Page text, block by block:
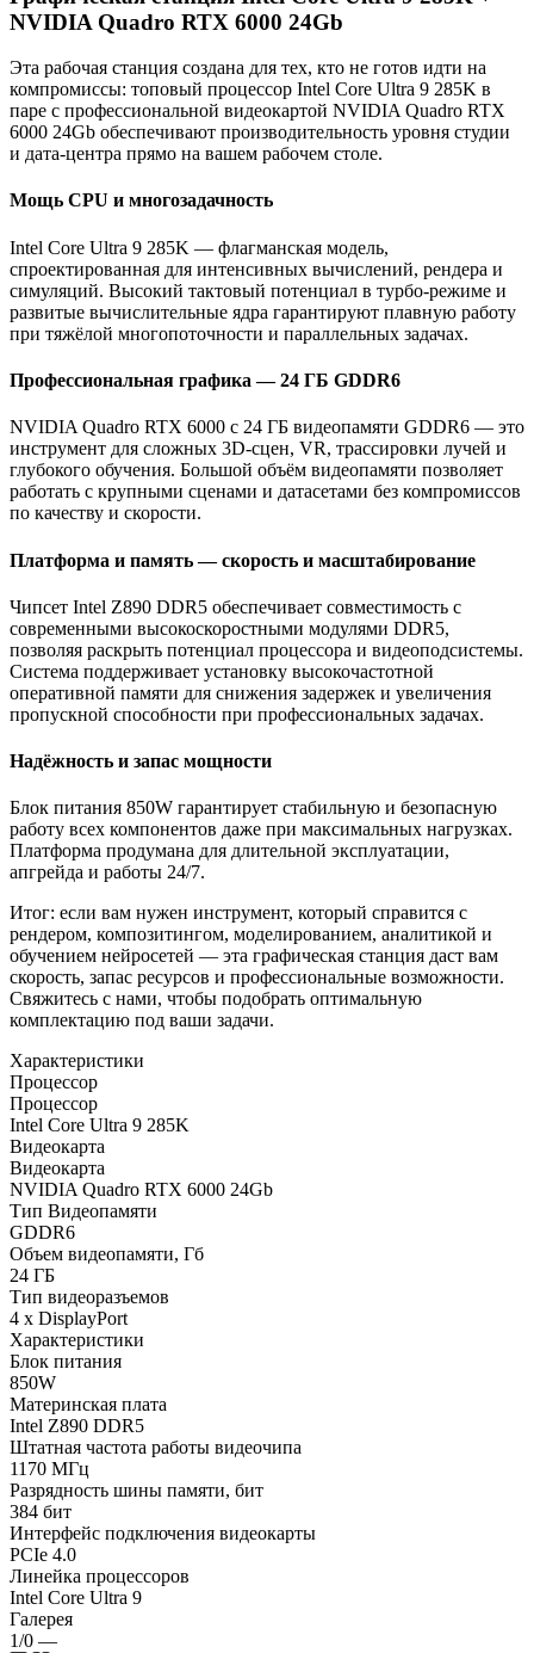
NVIDIA Quadro RTX 6000 24Gb
Эта рабочая станция создана для тех, кто не готов идти на
компромиссы: топовый процессор Intel Core Ultra 9 285K в
паре с профессиональной видеокартой NVIDIA Quadro RTX
6000 24Gb обеспечивают производительность уровня студии
и дата‑центра прямо на вашем рабочем столе.
Мощь CPU и многозадачность
Intel Core Ultra 9 285K — флагманская модель,
спроектированная для интенсивных вычислений, рендера и
симуляций. Высокий тактовый потенциал в турбо‑режиме и
развитые вычислительные ядра гарантируют плавную работу
при тяжёлой многопоточности и параллельных задачах.
Профессиональная графика — 24 ГБ GDDR6
NVIDIA Quadro RTX 6000 с 24 ГБ видеопамяти GDDR6 — это
инструмент для сложных 3D‑сцен, VR, трассировки лучей и
глубокого обучения. Большой объём видеопамяти позволяет
работать с крупными сценами и датасетами без компромиссов
по качеству и скорости.
Платформа и память — скорость и масштабирование
Чипсет Intel Z890 DDR5 обеспечивает совместимость с
современными высокоскоростными модулями DDR5,
позволяя раскрыть потенциал процессора и видеоподсистемы.
Система поддерживает установку высокочастотной
оперативной памяти для снижения задержек и увеличения
пропускной способности при профессиональных задачах.
Надёжность и запас мощности
Блок питания 850W гарантирует стабильную и безопасную
работу всех компонентов даже при максимальных нагрузках.
Платформа продумана для длительной эксплуатации,
апгрейда и работы 24/7.
Итог: если вам нужен инструмент, который справится с
рендером, композитингом, моделированием, аналитикой и
обучением нейросетей — эта графическая станция даст вам
скорость, запас ресурсов и профессиональные возможности.
Свяжитесь с нами, чтобы подобрать оптимальную
комплектацию под ваши задачи.
Характеристики
Процессор
Процессор
Intel Core Ultra 9 285K
Видеокарта
Видеокарта
NVIDIA Quadro RTX 6000 24Gb
Тип Видеопамяти
GDDR6
Объем видеопамяти, Гб
24 ГБ
Тип видеоразъемов
4 x DisplayPort
Характеристики
Блок питания
850W
Материнская плата
Intel Z890 DDR5
Штатная частота работы видеочипа
1170 МГц
Разрядность шины памяти, бит
384 бит
Интерфейс подключения видеокарты
PCIe 4.0
Линейка процессоров
Intel Core Ultra 9
Галерея
1/0 —